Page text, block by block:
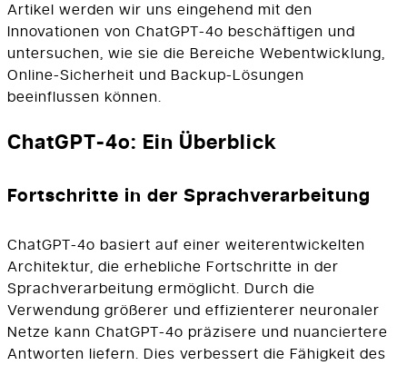
Artikel werden wir uns eingehend mit den
Innovationen von ChatGPT-4o beschäftigen und
untersuchen, wie sie die Bereiche Webentwicklung,
Online-Sicherheit und Backup-Lösungen
beeinflussen können.
ChatGPT-4o: Ein Überblick
Fortschritte in der Sprachverarbeitung
ChatGPT-4o basiert auf einer weiterentwickelten
Architektur, die erhebliche Fortschritte in der
Sprachverarbeitung ermöglicht. Durch die
Verwendung größerer und effizienterer neuronaler
Netze kann ChatGPT-4o präzisere und nuanciertere
Antworten liefern. Dies verbessert die Fähigkeit des